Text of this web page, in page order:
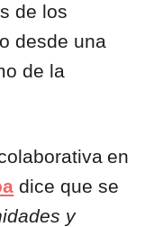
de los
desde una
de la
en
dice que se
y